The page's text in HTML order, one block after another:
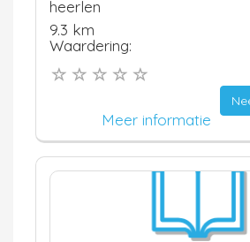
heerlen
9.3 km
Waardering:
Meer informatie